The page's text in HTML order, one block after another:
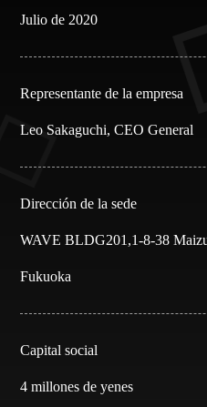
Julio de 2020
Representante de la empresa
Leo Sakaguchi, CEO General
Dirección de la sede
WAVE BLDG201,1-8-38
Fukuoka
Capital social
4 millones de yenes